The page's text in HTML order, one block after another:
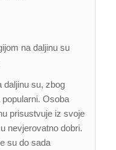
na daljinu su
daljinu su, zbog
Osoba
prisustvuje iz svoje
nevjerovatno dobri.
su do sada